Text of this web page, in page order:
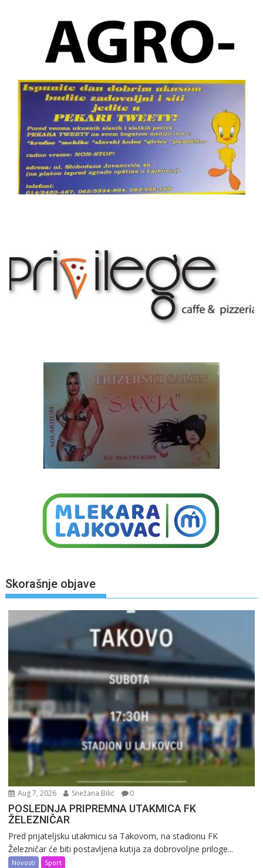
Skorašnje objave
Aug 7, 2026 Snežana Bilić 0
POSLEDNJA PRIPREMNA UTAKMICA FK
ŽELEZNIČAR
Pred prijateljsku utakmicu sa Takovom, na stadionu FK
Železničar će biti postavljena kutija za dobrovoljne priloge...
Novosti Sport